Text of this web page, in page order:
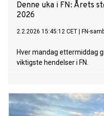
Denne uka i FN: Årets
2026
2.2.2026 15:45:12 CET FN-
Hver mandag ettermiddag
viktigste hendelser i FN.